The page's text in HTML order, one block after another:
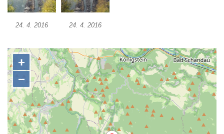
Vyhlídka Kočičí kameny východně od Lázní
Libverda
skalách
Obří hlava v Kyjovském údolí
Zaniklý pískovcový lom pod Jedlovou
Panenská skála v údolí Samoty u
Radvance
Skála Hrbolec (Piklštejn) u Rybniště
24. 4. 2016 24. 4. 2016